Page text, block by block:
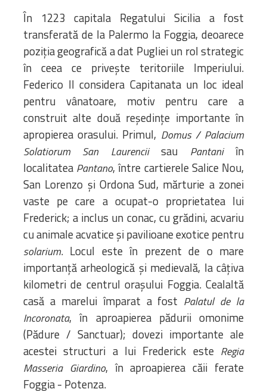
În 1223 capitala Regatului Sicilia a fost
transferată de la Palermo la Foggia, deoarece
poziția geografică a dat Pugliei un rol strategic
în ceea ce privește teritoriile Imperiului.
Federico II considera Capitanata un loc ideal
pentru vânatoare, motiv pentru care a
construit alte două reședințe importante în
apropierea orasului. Primul, Domus / Palacium
Solatiorum San Laurenciisau Pantaniîn
localitatea Pantano, între cartierele Salice Nou,
San Lorenzo și Ordona Sud, mărturie a zonei
vaste pe care a ocupat-o proprietatea lui
Frederick; a inclus un conac, cu grădini, acvariu
cu animale acvatice și pavilioane exotice pentru
solarium. Locul este în prezent de o mare
importanţă arheologică și medievală, la câțiva
kilometri de centrul orașului Foggia. Cealaltă
casă a marelui împarat a fost Palatul de la
Incoronata, în aproapierea pădurii omonime
(Pădure / Sanctuar); dovezi importante ale
acestei structuri a lui Frederick este Regia
Masseria Giardino, în aproapierea căii ferate
Foggia - Potenza.